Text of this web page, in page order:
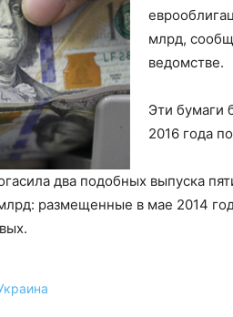
млрд,
ведомстве.
Эти бумаги
2016 года
два подобных выпуска
размещенные в мае 2014